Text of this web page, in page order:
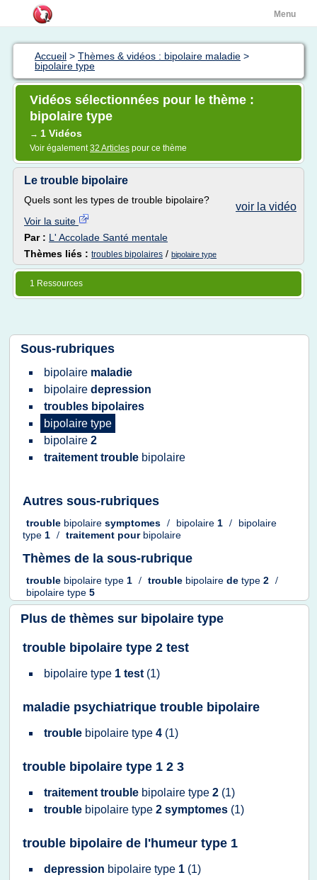
Menu
Accueil > Thèmes & vidéos : bipolaire maladie >
bipolaire type
Vidéos sélectionnées pour le thème :
bipolaire type
→ 1 Vidéos
Voir également32 Articles pour ce thème
Le trouble bipolaire
voir la vidéo
Quels sont les types de trouble bipolaire?
Voir la suite
Par : L' Accolade Santé mentale
Thèmes liés : troubles bipolaires / bipolaire type
1 Ressources
Sous-rubriques
bipolaire maladie
bipolaire depression
troubles bipolaires
bipolaire type
bipolaire 2
traitement trouble bipolaire
Autres sous-rubriques
trouble bipolaire symptomes / bipolaire 1 /
bipolaire
type 1 / traitement pour bipolaire
Thèmes de la sous-rubrique
trouble bipolaire type 1 / trouble bipolaire de type 2 /
bipolaire type 5
Plus de thèmes sur bipolaire type
trouble bipolaire type 2 test
bipolaire type 1 test (1)
maladie psychiatrique trouble bipolaire
trouble bipolaire type 4 (1)
trouble bipolaire type 1 2 3
traitement trouble bipolaire type 2 (1)
trouble bipolaire type 2 symptomes (1)
trouble bipolaire de l'humeur type 1
depression bipolaire type 1 (1)